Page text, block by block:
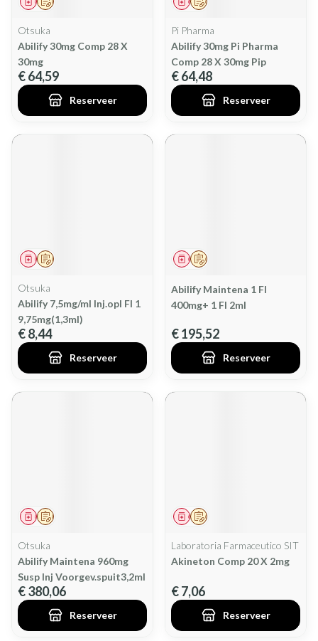
Otsuka
Abilify 30mg Comp 28 X
30mg
€ 64,59
Reserveer
Pi Pharma
Abilify 30mg Pi Pharma
Comp 28 X 30mg Pip
€ 64,48
Reserveer
Op voorschrift
Geneesmiddel
Otsuka
Abilify 7,5mg/ml Inj.opl Fl 1
9,75mg(1,3ml)
€ 8,44
Reserveer
Op voorschrift
Geneesmiddel
Abilify Maintena 1 Fl
400mg+ 1 Fl 2ml
€ 195,52
Reserveer
Op voorschrift
Geneesmiddel
Otsuka
Abilify Maintena 960mg
Susp Inj Voorgev.spuit3,2ml
€ 380,06
Reserveer
Op voorschrift
Geneesmiddel
Laboratoria Farmaceutico SIT
Akineton Comp 20 X 2mg
€ 7,06
Reserveer